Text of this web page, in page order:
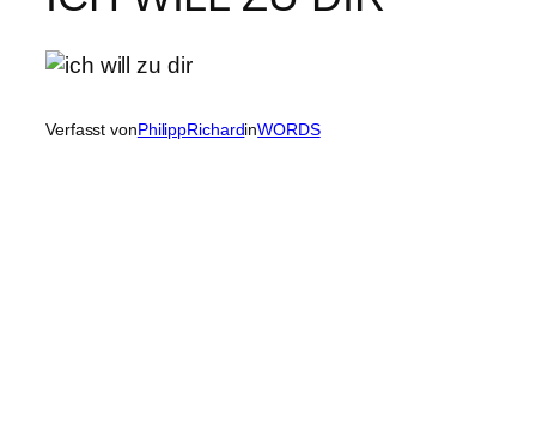
Verfasst vonPhilippRichardinWORDS